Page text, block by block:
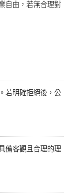
自由，若無合理對
若明確拒絕後，公
備客觀且合理的理